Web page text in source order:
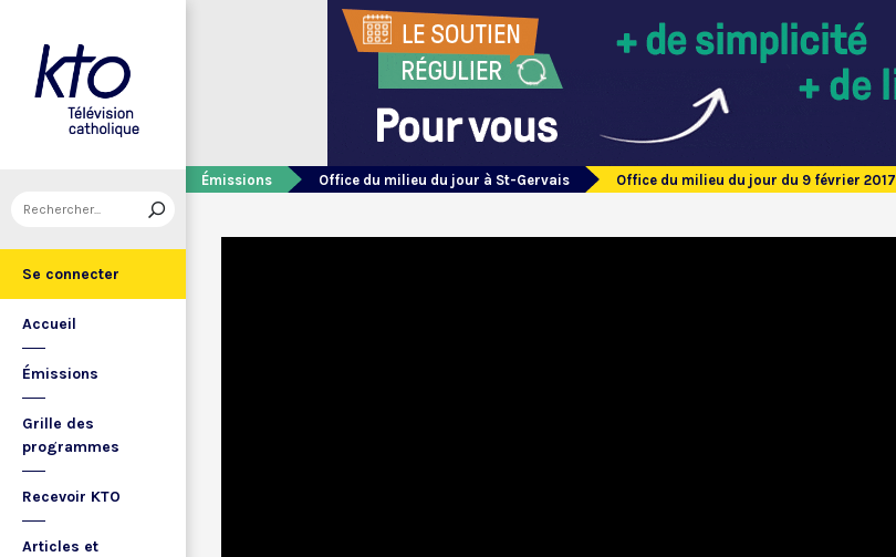
Se connecter
Accueil
Émissions
Grille des
programmes
Recevoir KTO
Articles et
Émissions Office du milieu du jour à St-Gervais Office du milieu du jour du 9 février 2017